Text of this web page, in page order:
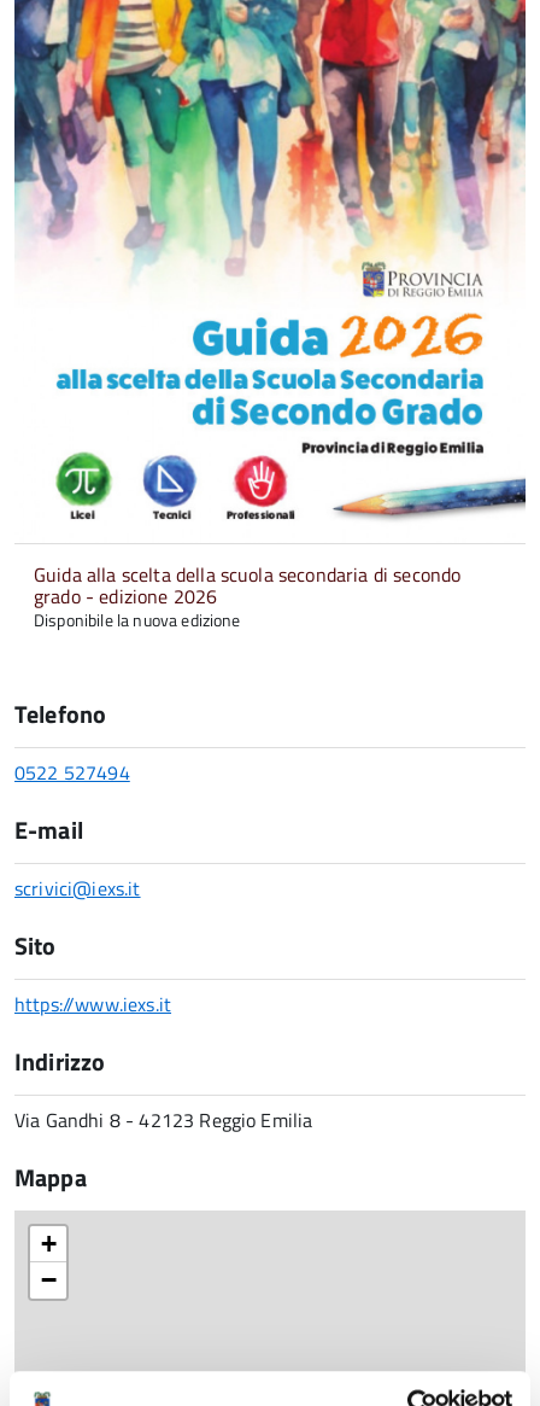
Guida alla scelta della scuola secondaria di secondo
grado - edizione 2026
Disponibile la nuova edizione
Telefono
0522 527494
E-mail
scrivici@iexs.it
Sito
https://www.iexs.it
Indirizzo
Via Gandhi 8 - 42123 Reggio Emilia
Mappa
+
−